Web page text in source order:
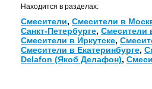
Находится в разделах:
Смесители, Смесители в
Санкт-Петербурге, Смесители
Смесители в Иркутске,
Смесители в Екатеринбурге,
Delafon (Якоб Делафон),